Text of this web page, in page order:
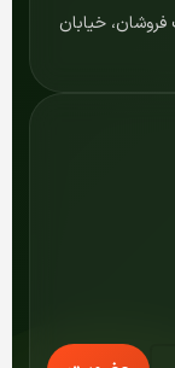
خیابان